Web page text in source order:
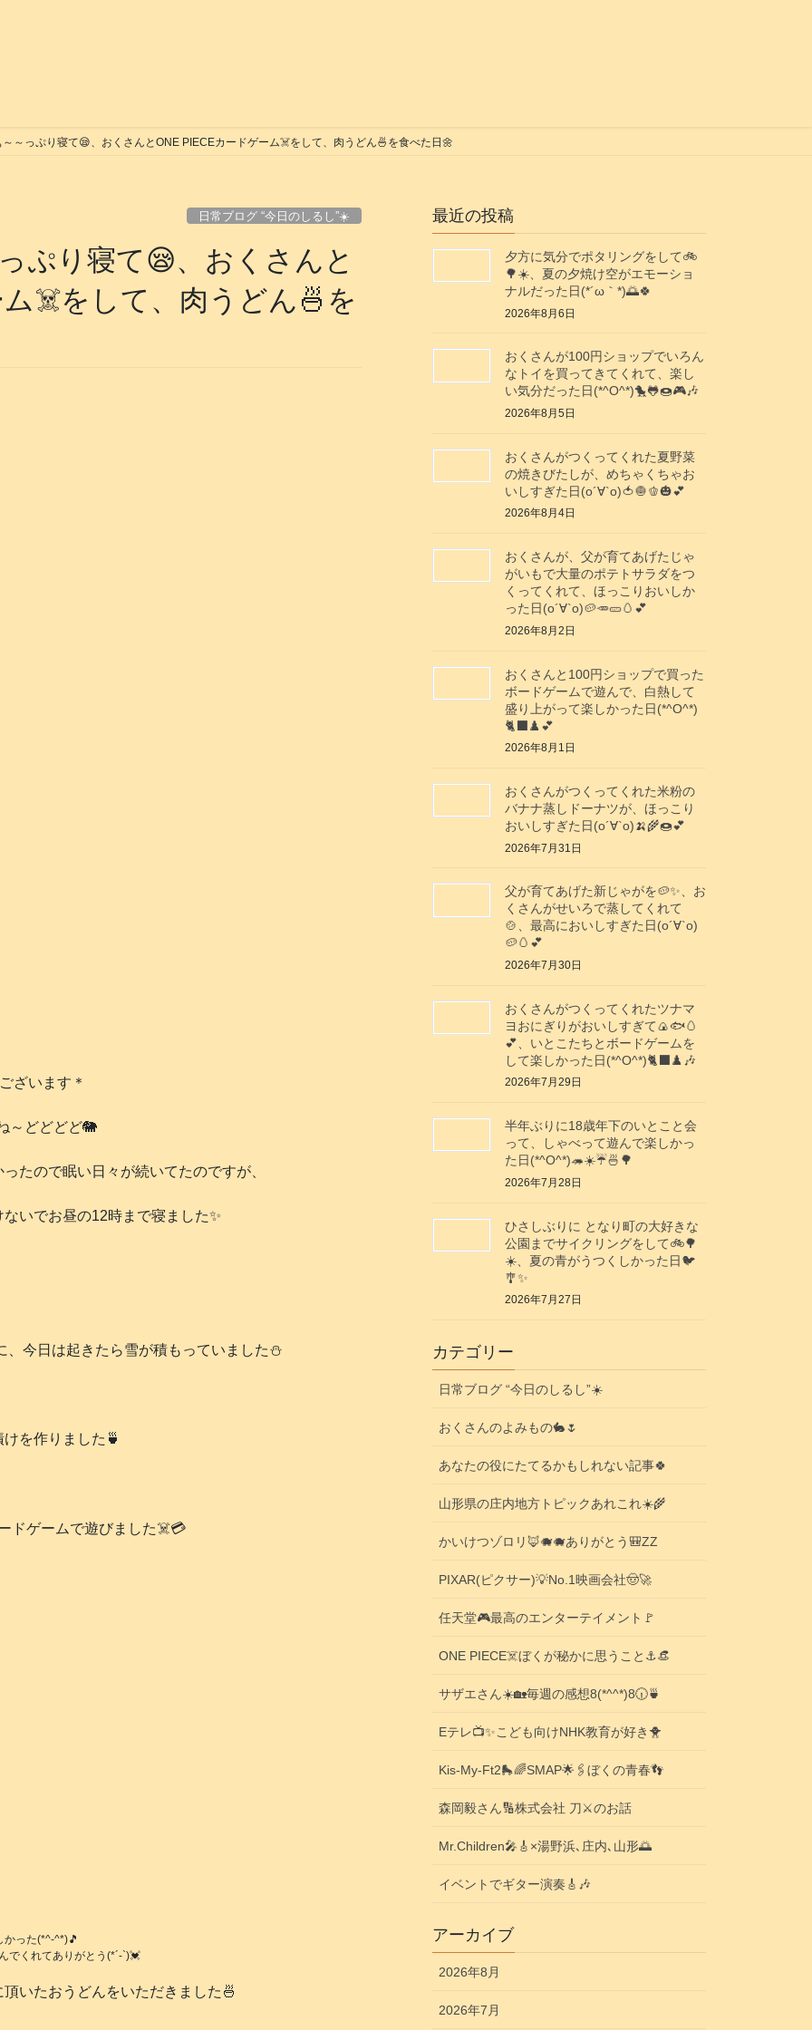
～っぷり寝て😪、おくさんとONE PIECEカードゲーム☠️をして、肉うどん🍜を食べた日🌼
日常ブログ “今日のしるし”☀️
ぷり寝て😪、おくさんと
☠️をして、肉うどん🍜を
ざいます＊
～どどどど🐘
たので眠い日々が続いてたのですが、
いでお昼の12時まで寝ました✨
今日は起きたら雪が積もっていました⛄️
を作りました🍵
ドゲームで遊びました☠️💳️
かった(*^-^*)🎵
でくれてありがとう(*´-`)💓
いたおうどんをいただきました🍜
最近の投稿
夕方に気分でポタリングをして🚲️
🌳☀️、夏の夕焼け空がエモーショ
ナルだった日(⁠*⁠´⁠ω⁠｀⁠*⁠)🌅🍀
2026年8月6日
おくさんが100円ショップでいろん
なトイを買ってきてくれて、楽し
い気分だった日(*^O^*)🐤🐸🍩🎮️🎶
2026年8月5日
おくさんがつくってくれた夏野菜
の焼きびたしが、めちゃくちゃお
いしすぎた日(о´∀`о)🍅🧅🫑🎃💕
2026年8月4日
おくさんが、父が育てあげたじゃ
がいもで大量のポテトサラダをつ
くってくれて、ほっこりおいしか
った日(о´∀`о)🥔🥕🥒🥚💕
2026年8月2日
おくさんと100円ショップで買った
ボードゲームで遊んで、白熱して
盛り上がって楽しかった日(*^O^*)
🐈‍⬛♟️💕
2026年8月1日
おくさんがつくってくれた米粉の
バナナ蒸しドーナツが、ほっこり
おいしすぎた日(о´∀`о)🍌🌾🍩💕
2026年7月31日
父が育てあげた新じゃがを🥔✨️、お
くさんがせいろで蒸してくれて
🍲、最高においしすぎた日(о´∀`о)
🥔🥚💕
2026年7月30日
おくさんがつくってくれたツナマ
ヨおにぎりがおいしすぎて🍙🐟️🥚
💕、いとこたちとボードゲームを
して楽しかった日(*^O^*)🐈‍⬛♟️🎶
2026年7月29日
半年ぶりに18歳年下のいとこと会
って、しゃべって遊んで楽しかっ
た日(*^O^*)🦔☀️☔🍜🌳
2026年7月28日
ひさしぶりに となり町の大好きな
公園までサイクリングをして🚲️🌳
☀️、夏の青がうつくしかった日🐦️
🎐✨️
2026年7月27日
カテゴリー
日常ブログ “今日のしるし”☀️
おくさんのよみもの🐇🌷
あなたの役にたてるかもしれない記事🍀
山形県の庄内地方トピックあれこれ☀️🌾
かいけつゾロリ🦊🐗🐗ありがとう🎒ZZ
PIXAR(ピクサー)💡No.1映画会社🤠🚀
任天堂🎮️最高のエンターテイメント🚩
ONE PIECE☠️ぼくが秘かに思うこと⚓️👒
サザエさん☀️🏡毎週の感想8(*^^*)8🕡️🍵
Eテレ📺️✨こども向けNHK教育が好き🐥
Kis-My-Ft2🛼🌈SMAP🌟🖇️ぼくの青春👣
森岡毅さん🔢株式会社 刀⚔️のお話
Mr.Children🎤🎸×湯野浜､庄内､山形🌅
イベントでギター演奏🎸🎶
アーカイブ
2026年8月
2026年7月